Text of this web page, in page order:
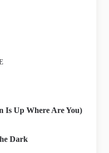
Is Up Where Are You)
Dark